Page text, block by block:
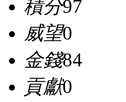
積分97
威望0
金錢84
貢獻0